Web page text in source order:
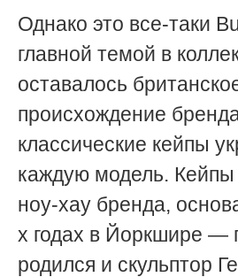
Однако это все-таки
главной темой в
оставалось
происхождение
классические кейпы
каждую модель.
ноу-хау бренда,
х годах в Йоркшире —
родился и скульптор